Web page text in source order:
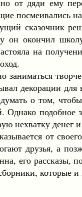
от дяди ему
посмеивались
сказочник
он окончил
на
заниматься
декорации
о том,
Однако подобное
нехватку денег
от
друзья, а
его рассказы,
которые